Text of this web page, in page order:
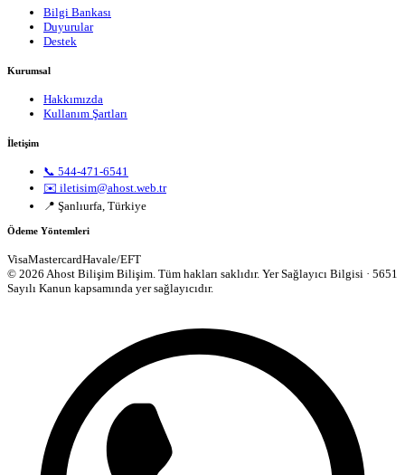
Bilgi Bankası
Duyurular
Destek
Kurumsal
Hakkımızda
Kullanım Şartları
İletişim
📞 544-471-6541
✉️ iletisim@ahost.web.tr
📍 Şanlıurfa, Türkiye
Ödeme Yöntemleri
VisaMastercardHavale/EFT
© 2026 Ahost Bilişim Bilişim. Tüm hakları saklıdır. Yer Sağlayıcı Bilgisi · 5651
Sayılı Kanun kapsamında yer sağlayıcıdır.